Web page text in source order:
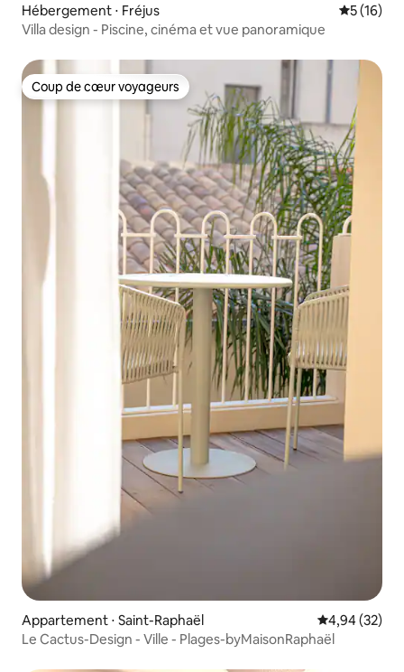
Hébergement ⋅ Fréjus
5 (16)
Villa design - Piscine, cinéma et vue panoramique
Coup de cœur voyageurs
Coup de cœur voyageurs
Appartement ⋅ Saint-Raphaël Évaluation
4,94 (32)
Le Cactus-Design - Ville - Plages-byMaisonRaphaël